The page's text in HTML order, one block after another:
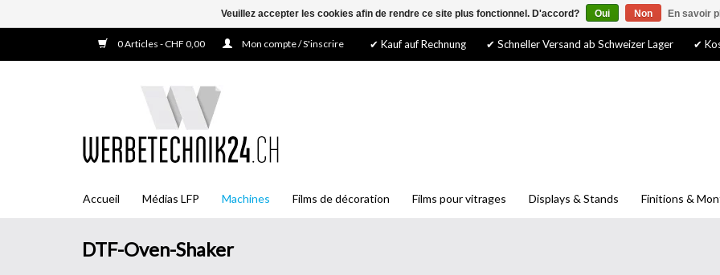
0 Articles - CHF 0,00 Mon compte / S'inscrire ✔ Kauf auf Rechnung ✔ Schneller Versand ab Schweizer Lager ✔
Accueil Médias LFP Machines Films de décoration Films pour vitrages Displays & Stands Finitions &
DTF-Oven-Shaker
Veuillez accepter les cookies afin de rendre ce site plus fonctionnel. D'accord? Oui Non En savoir